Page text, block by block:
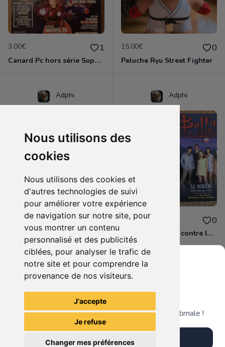
Nous utilisons des
cookies
Nous utilisons des cookies et
d'autres technologies de suivi
pour améliorer votre expérience
de navigation sur notre site, pour
vous montrer un contenu
personnalisé et des publicités
ciblées, pour analyser le trafic de
notre site et pour comprendre la
provenance de nos visiteurs.
J'accepte
Je refuse
Changer mes préférences
3.00€ 1
Canard Pc hors série Super héros
15.00€ 0
Peluche Ryu Street Fighter
Adphi
4.00€ 3
Monster High Skulltimate Roller Maze jeu Nintendo DS
Adphi
5.00€ 0
Lot de livre Buffy contre les vampires
Voir tous les articles du vendeur
Grenier du Geek
Télécharge notre app pour une expérience optimale !
Télécharger l'app